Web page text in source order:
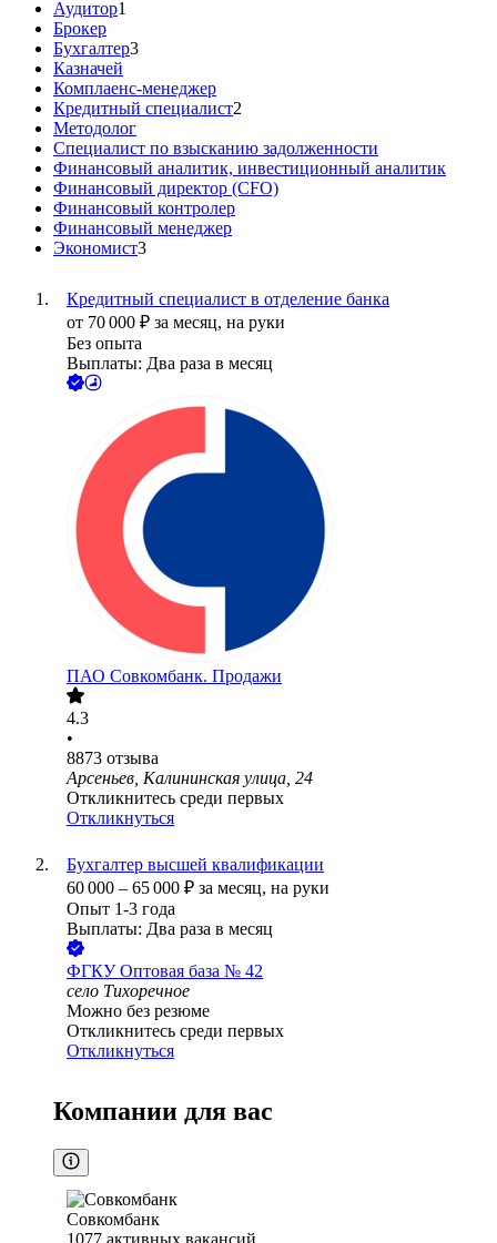
Аудитор1
Брокер
Бухгалтер3
Казначей
Комплаенс-менеджер
Кредитный специалист2
Методолог
Специалист по взысканию задолженности
Финансовый аналитик, инвестиционный аналитик
Финансовый директор (CFO)
Финансовый контролер
Финансовый менеджер
Экономист3
Кредитный специалист в отделение банка
от 70 000 ₽ за месяц, на руки
Без опыта
Выплаты: Два раза в месяц
ПАО Совкомбанк. Продажи
4.3
•
8873 отзыва
Арсеньев, Калининская улица, 24
Откликнитесь среди первых
Откликнуться
Бухгалтер высшей квалификации
60 000 – 65 000 ₽ за месяц, на руки
Опыт 1-3 года
Выплаты: Два раза в месяц
ФГКУ Оптовая база № 42
село Тихоречное
Можно без резюме
Откликнитесь среди первых
Откликнуться
Компании для вас
Совкомбанк